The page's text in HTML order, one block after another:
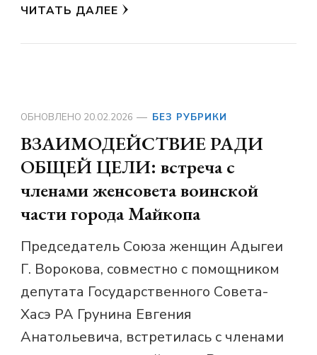
ЧИТАТЬ ДАЛЕЕ
ОБНОВЛЕНО 20.02.2026 БЕЗ РУБРИКИ
ВЗАИМОДЕЙСТВИЕ РАДИ
ОБЩЕЙ ЦЕЛИ: встреча с
членами женсовета воинской
части города Майкопа
Председатель Союза женщин Адыгеи
Г. Ворокова, совместно с помощником
депутата Государственного Совета-
Хасэ РА Грунина Евгения
Анатольевича, встретилась с членами